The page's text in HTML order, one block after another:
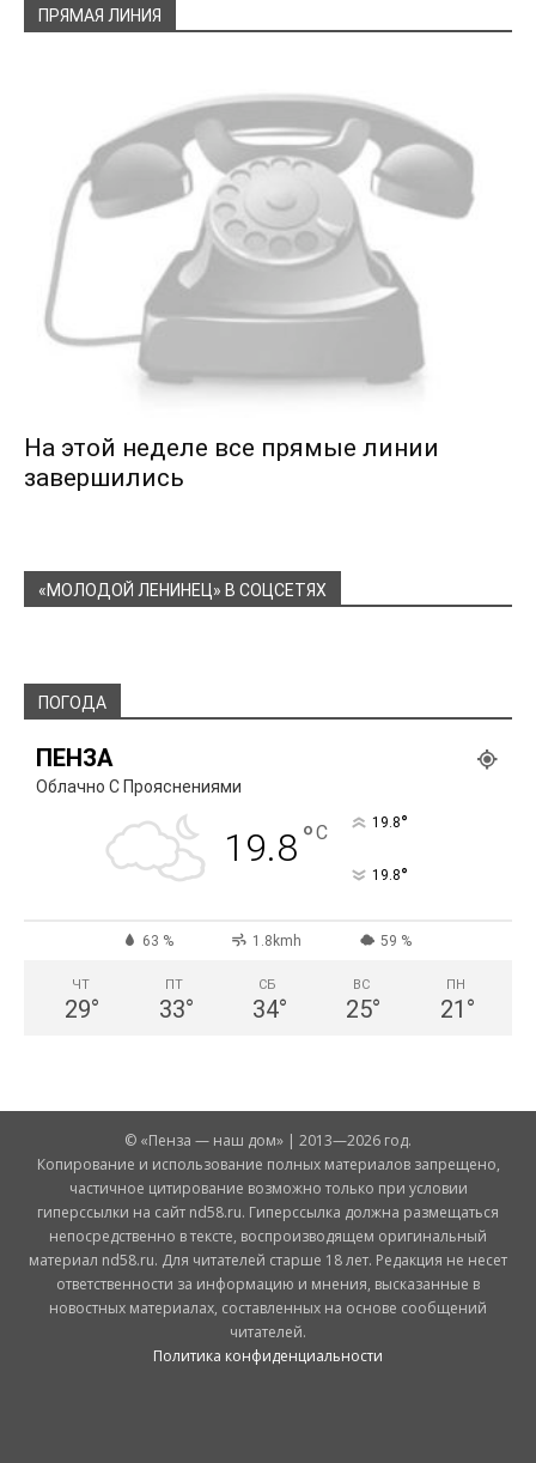
ПРЯМАЯ ЛИНИЯ
На этой неделе все прямые линии
завершились
«МОЛОДОЙ ЛЕНИНЕЦ» В СОЦСЕТЯХ
ПОГОДА
ПЕНЗА
Облачно С Прояснениями
19.8°C 19.8°
19.8°
63 % 1.8kmh 59 %
ЧТ
29°
ПТ
33°
СБ
34°
ВС
25°
ПН
21 °
© «Пенза — наш дом» | 2013—2026 год.
Копирование и использование полных материалов запрещено,
частичное цитирование возможно только при условии
гиперссылки на сайт nd58.ru. Гиперссылка должна размещаться
непосредственно в тексте, воспроизводящем оригинальный
материал nd58.ru. Для читателей старше 18 лет. Редакция не несет
ответственности за информацию и мнения, высказанные в
новостных материалах, составленных на основе сообщений
читателей.
Политика конфиденциальности